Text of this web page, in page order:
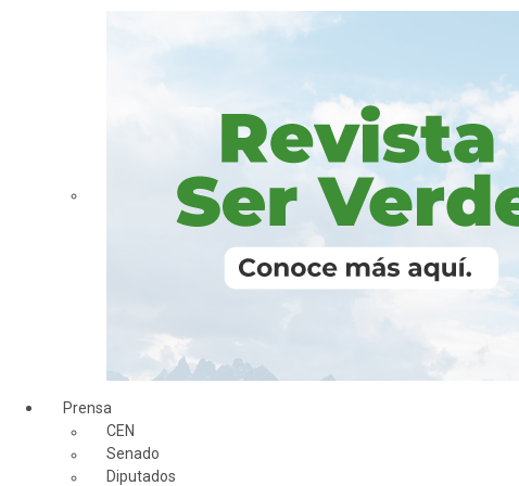
Prensa
CEN
Senado
Diputados